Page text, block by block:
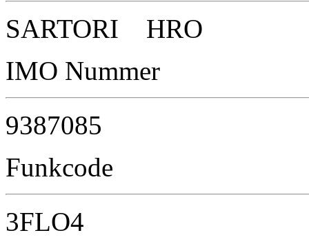
SARTORI HRO
IMO Nummer
9387085
Funkcode
3FLO4